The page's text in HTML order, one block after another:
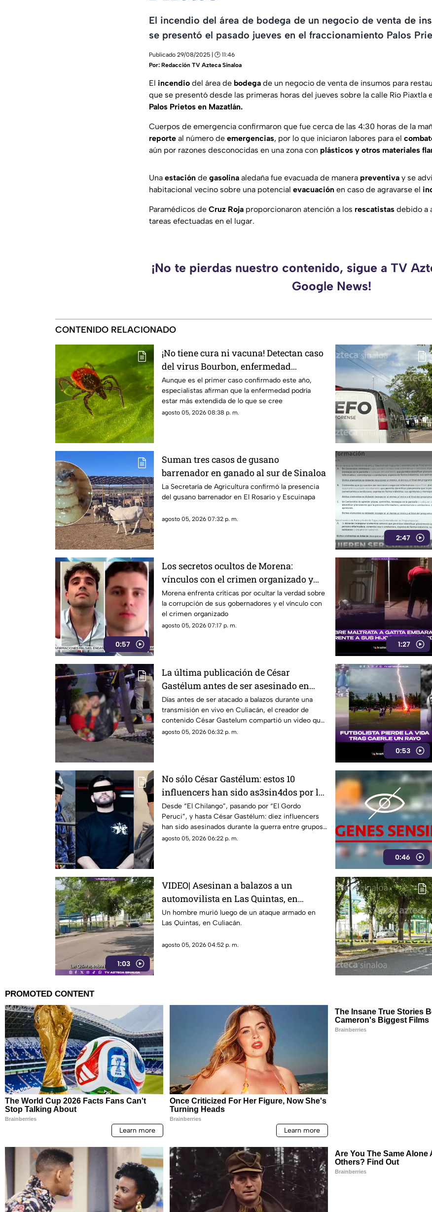
El incendio del área de bodega de un negocio de venta de
se presentó el pasado jueves en el fraccionamiento Palos
Publicado 29/08/2025 | 🕑 11:46
Por: Redacción TV Azteca Sinaloa
El incendio del área de bodega de un negocio de venta de insumos para
que se presentó desde las primeras horas del jueves sobre la calle Río Piaxtla
Palos Prietos en Mazatlán.
Cuerpos de emergencia confirmaron que fue cerca de las 4:30 horas de la
reporte al número de emergencias, por lo que iniciaron labores para el
aún por razones desconocidas en una zona con plásticos y otros materiales
Una estación de gasolina aledaña fue evacuada de manera preventiva y se
habitacional vecino sobre una potencial evacuación en caso de agravarse el
Paramédicos de Cruz Roja proporcionaron atención a los rescatistas debido a
tareas efectuadas en el lugar.
¡No te pierdas nuestro contenido, sigue a TV
Google News!
CONTENIDO RELACIONADO
¡No tiene cura ni vacuna! Detectan caso
del virus Bourbon, enfermedad
transmitida por garrapatas
Aunque es el primer caso confirmado este año,
especialistas afirman que la enfermedad podría
estar más extendida de lo que se cree
agosto 05, 2026 08:38 p. m.
Suman tres casos de gusano
barrenador en ganado al sur de Sinaloa
La Secretaría de Agricultura confirmó la presencia
del gusano barrenador en El Rosario y Escuinapa
agosto 05, 2026 07:32 p. m.
2:47
0:57
Los secretos ocultos de Morena:
vínculos con el crimen organizado y
obras faraónicas
Morena enfrenta críticas por ocultar la verdad sobre
la corrupción de sus gobernadores y el vínculo con
el crimen organizado
agosto 05, 2026 07:17 p. m.
1:27
La última publicación de César
Gastélum antes de ser asesinado en
vivo: Presumía una "cita fresita"
Días antes de ser atacado a balazos durante una
transmisión en vivo en Culiacán, el creador de
contenido César Gastelum compartió un video que
dejaba entrever un nuevo “romance”
agosto 05, 2026 06:32 p. m.
0:53
No sólo César Gastélum: estos 10
influencers han sido as3sin4dos por la
guerra entre Los Chapitos y La Mayiza
Desde “El Chilango”, pasando por “El Gordo
Peruci”, y hasta César Gastélum: diez influencers
han sido asesinados durante la guerra entre grupos
delictivos
agosto 05, 2026 06:22 p. m.
0:46
1:03
VIDEO| Asesinan a balazos a un
automovilista en Las Quintas, en
Culiacán
Un hombre murió luego de un ataque armado en
Las Quintas, en Culiacán.
agosto 05, 2026 04:52 p. m.